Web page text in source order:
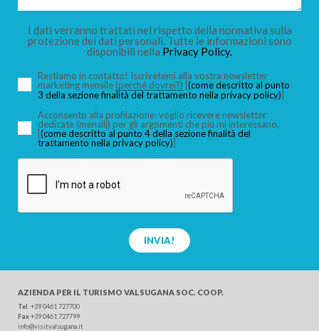
I dati verranno trattati nel rispetto della normativa sulla
protezione dei dati personali. Tutte le informazioni sono
disponibili nella Privacy Policy.
Restiamo in contatto! Iscrivetemi alla vostra newsletter
marketing mensile (perché dovrei?) [(come descritto al punto
3 della sezione finalità del trattamento nella privacy policy)]
Acconsento alla profilazione: voglio ricevere newsletter
dedicate (mensili) per gli argomenti che più mi interessano,
[(come descritto al punto 4 della sezione finalità del
trattamento nella privacy policy)]
INVIA!
AZIENDA PER IL TURISMO VALSUGANA SOC. COOP.
Tel +39 0461 727700
Fax+39 0461 727799
info@visitvalsugana.it